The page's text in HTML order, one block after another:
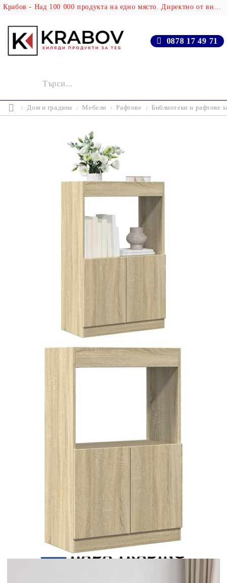
Крабов - Над 100 000 продукта на едно място. Директно от вносителя!
0878 17 49 71
Дом и градина Мебели Рафтове Библиотеки и рафтове
Сподели